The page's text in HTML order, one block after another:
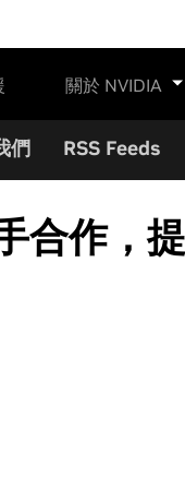
關於 NVIDIA
們 RSS Feeds
合作，